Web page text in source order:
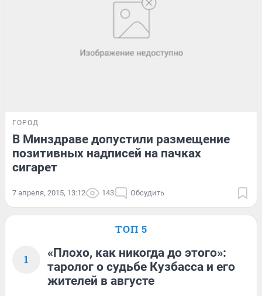
ГОРОД
В Минздраве допустили размещение
позитивных надписей на пачках
сигарет
7 апреля, 2015, 13:12 143 Обсудить
ТОП 5
1
«Плохо, как никогда до этого»:
таролог о судьбе Кузбасса и его
жителей в августе